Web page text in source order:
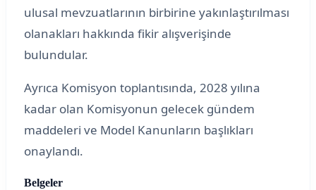
ulusal mevzuatlarının birbirine yakınlaştırılması
olanakları hakkında fikir alışverişinde
bulundular.
Ayrıca Komisyon toplantısında, 2028 yılına
kadar olan Komisyonun gelecek gündem
maddeleri ve Model Kanunların başlıkları
onaylandı.
Belgeler